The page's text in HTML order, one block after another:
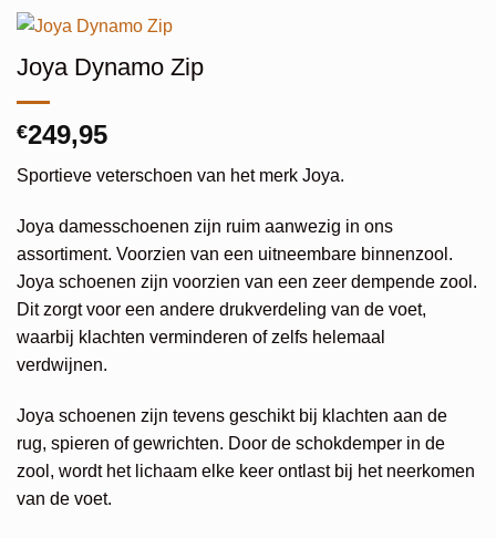
Joya Dynamo Zip
€249,95
Sportieve veterschoen van het merk Joya.
Joya damesschoenen zijn ruim aanwezig in ons
assortiment. Voorzien van een uitneembare binnenzool.
Joya schoenen zijn voorzien van een zeer dempende zool.
Dit zorgt voor een andere drukverdeling van de voet,
waarbij klachten verminderen of zelfs helemaal
verdwijnen.
Joya schoenen zijn tevens geschikt bij klachten aan de
rug, spieren of gewrichten. Door de schokdemper in de
zool, wordt het lichaam elke keer ontlast bij het neerkomen
van de voet.